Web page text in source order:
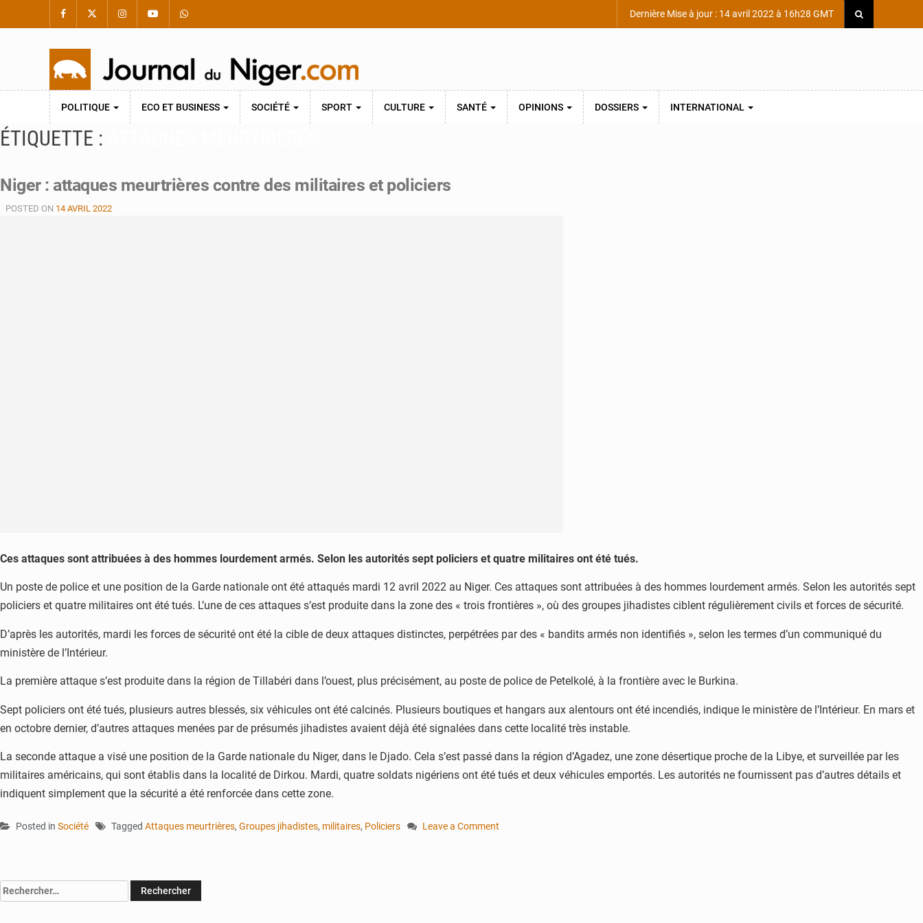
Dernière Mise à jour : 14 avril 2022 à 16h28 GMT
POLITIQUE ECO ET BUSINESS SOCIÉTÉ SPORT CULTURE SANTÉ OPINIONS DOSSIERS INTERNATIONAL
ÉTIQUETTE :
Niger : attaques meurtrières contre des militaires et policiers
POSTED ON 14 AVRIL 2022
Ces attaques sont attribuées à des hommes lourdement armés. Selon les autorités sept policiers et quatre militaires ont été tués.
Un poste de police et une position de la Garde nationale ont été attaqués mardi 12 avril 2022 au Niger. Ces attaques sont attribuées à des hommes lourdement armés. Selon les autorités sept
policiers et quatre militaires ont été tués. L’une de ces attaques s’est produite dans la zone des « trois frontières », où des groupes jihadistes ciblent régulièrement civils et forces de sécurité.
D’après les autorités, mardi les forces de sécurité ont été la cible de deux attaques distinctes, perpétrées par des « bandits armés non identifiés », selon les termes d’un communiqué du
ministère de l’Intérieur.
La première attaque s’est produite dans la région de Tillabéri dans l’ouest, plus précisément, au poste de police de Petelkolé, à la frontière avec le Burkina.
Sept policiers ont été tués, plusieurs autres blessés, six véhicules ont été calcinés. Plusieurs boutiques et hangars aux alentours ont été incendiés, indique le ministère de l’Intérieur. En mars et
en octobre dernier, d’autres attaques menées par de présumés jihadistes avaient déjà été signalées dans cette localité très instable.
La seconde attaque a visé une position de la Garde nationale du Niger, dans le Djado. Cela s’est passé dans la région d’Agadez, une zone désertique proche de la Libye, et surveillée par les
militaires américains, qui sont établis dans la localité de Dirkou. Mardi, quatre soldats nigériens ont été tués et deux véhicules emportés. Les autorités ne fournissent pas d’autres détails et
indiquent simplement que la sécurité a été renforcée dans cette zone.
Posted in Société Tagged Attaques meurtrières, Groupes jihadistes, militaires, Policiers
Leave a Comment
Rechercher :